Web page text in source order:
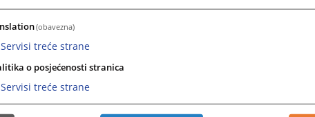
Brzi linkovi
(obavezna)
Servisi treće strane
o posjećenosti stranica
Servisi treće strane